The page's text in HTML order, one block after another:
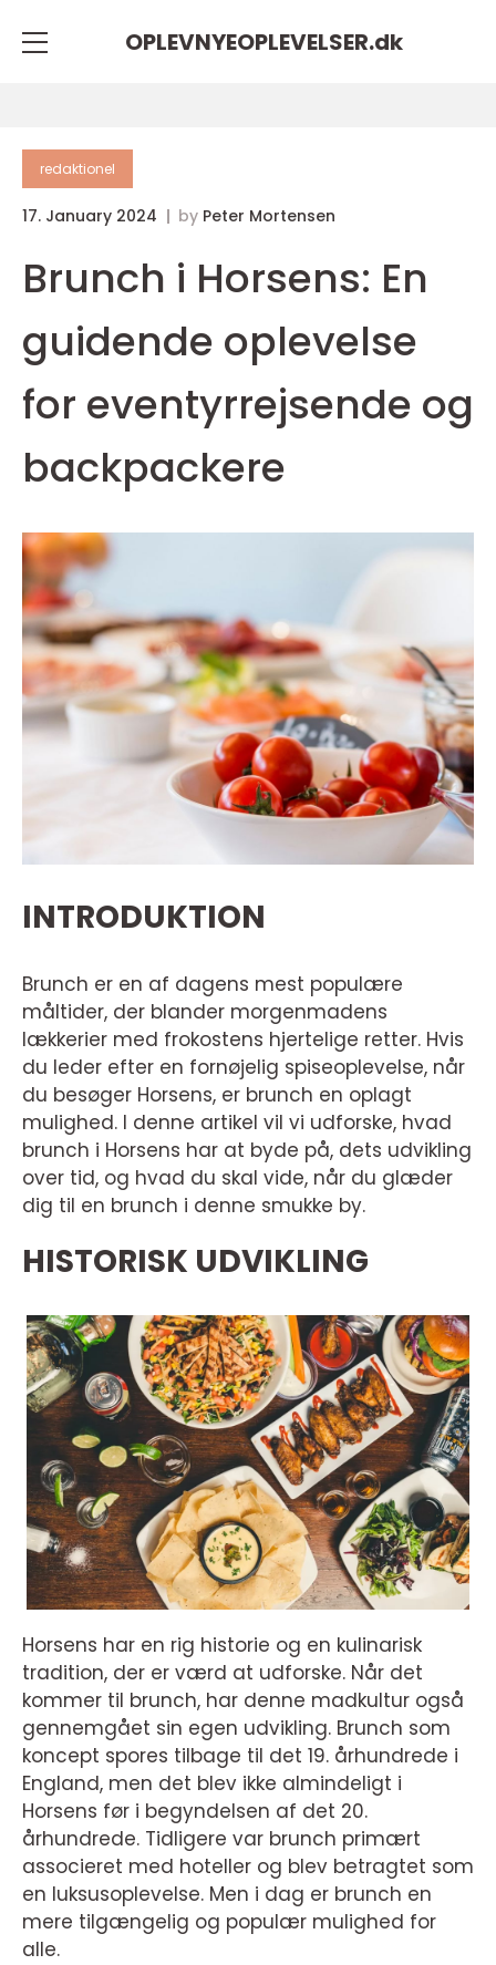
OPLEVNYEOPLEVELSER.dk
redaktionel
17. January 2024 by Peter Mortensen
Brunch i Horsens: En
guidende oplevelse
for eventyrrejsende og
backpackere
INTRODUKTION
Brunch er en af dagens mest populære
måltider, der blander morgenmadens
lækkerier med frokostens hjertelige retter. Hvis
du leder efter en fornøjelig spiseoplevelse, når
du besøger Horsens, er brunch en oplagt
mulighed. I denne artikel vil vi udforske, hvad
brunch i Horsens har at byde på, dets udvikling
over tid, og hvad du skal vide, når du glæder
dig til en brunch i denne smukke by.
HISTORISK UDVIKLING
Horsens har en rig historie og en kulinarisk
tradition, der er værd at udforske. Når det
kommer til brunch, har denne madkultur også
gennemgået sin egen udvikling. Brunch som
koncept spores tilbage til det 19. århundrede i
England, men det blev ikke almindeligt i
Horsens før i begyndelsen af det 20.
århundrede. Tidligere var brunch primært
associeret med hoteller og blev betragtet som
en luksusoplevelse. Men i dag er brunch en
mere tilgængelig og populær mulighed for
alle.